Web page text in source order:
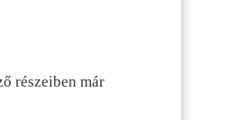
részeiben már